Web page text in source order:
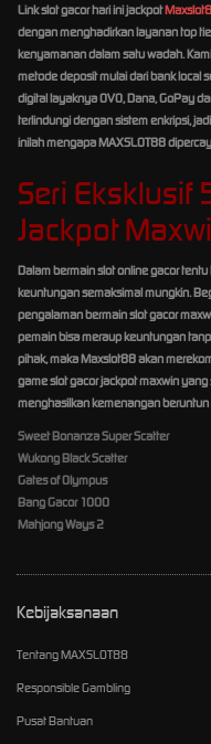
Link slot gacor hari ini jackpot
dengan menghadirkan layanan top
kenyamanan dalam satu wadah.
metode deposit mulai dari bank local
digital layaknya OVO, Dana, GoPay
terlindungi dengan sistem enkripsi,
inilah mengapa MAXSLOT88
Seri Eksklusif
Jackpot
Dalam bermain slot online gacor
keuntungan semaksimal mungkin.
pengalaman bermain slot gacor
pemain bisa meraup keuntungan
pihak, maka Maxslot88 akan
game slot gacor jackpot maxwin
menghasilkan kemenangan beruntun
Sweet Bonanza Super Scatter
Wukong Black Scatter
Gates of Olympus
Bang Gacor 1000
Mahjong Ways 2
Kebijaksanaan
Tentang MAXSLOT88
Responsible Gambling
Pusat Bantuan